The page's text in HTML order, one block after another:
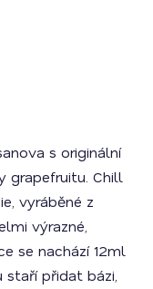
s originální
grapefruitu. Chill
vyráběné z
výrazné,
se nachází 12ml
staří přidat bázi,